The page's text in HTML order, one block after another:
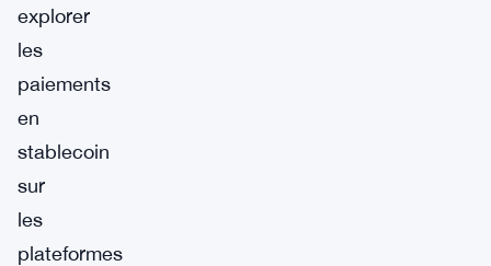
explorer
les
paiements
en
stablecoin
sur
les
plateformes